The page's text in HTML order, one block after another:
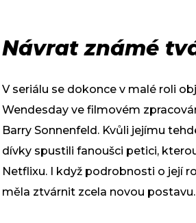
Návrat známé
V seriálu se dokonce v malé roli
Wendesday ve filmovém
Barry Sonnenfeld. Kvůli jejímu
dívky spustili fanoušci petici,
Netflixu. I když podrobnosti o její
měla ztvárnit zcela novou postavu.